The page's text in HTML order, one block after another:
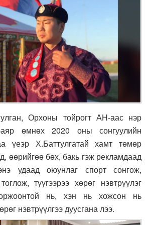
Орхоны тойрогт АН-аас нэр
өмнөх 2020 оны сонгуулийн
үеэр Х.Баттулгатай хамт төмөр
өөрийгөө бөх, бакь гэж рекламдаад
удаад оюунлаг спорт сонгож,
түүгээрээ хөрөг нэвтрүүлэг
нь, хэн нь хожсон нь
нэвтрүүлгээ дуусгана лээ.